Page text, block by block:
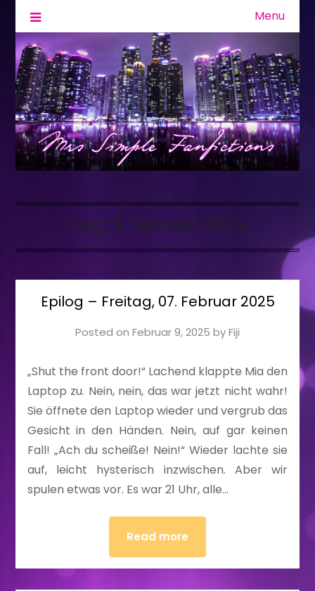
Mrs Simple
Fanfiction & Geschichten Menu
Tag: 9. Februar 2025
Epilog – Freitag, 07. Februar 2025
Posted on Februar 9, 2025 byFiji
„Shut the front door!“ Lachend klappte Mia den
Laptop zu. Nein, nein, das war jetzt nicht wahr!
Sie öffnete den Laptop wieder und vergrub das
Gesicht in den Händen. Nein, auf gar keinen
Fall! „Ach du scheiße! Nein!“ Wieder lachte sie
auf, leicht hysterisch inzwischen. Aber wir
spulen etwas vor. Es war 21 Uhr, alle…
Read more